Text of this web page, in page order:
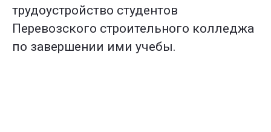
трудоустройство студентов
Перевозского строительного колледжа
по завершении ими учебы.